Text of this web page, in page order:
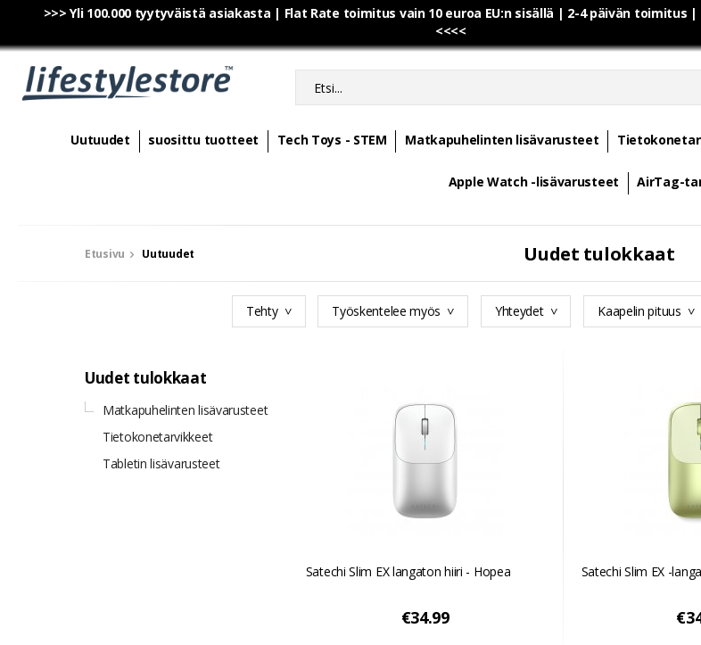
>>> Yli 100.000 tyytyväistä asiakasta | Flat Rate toimitus vain 10 euroa EU:n sisällä | 2-4 päivän toimitus
<<<<
Uutuudet suosittu tuotteet Tech Toys - STEM Matkapuhelinten lisävarusteet
Apple Watch -lisävarusteet AirTag-
Etusivu Uutuudet Uudet tulokkaat
Tehty Työskentelee myös Yhteydet Kaapelin pituus
Uudet tulokkaat
Matkapuhelinten lisävarusteet
Tietokonetarvikkeet
Tabletin lisävarusteet
Satechi Slim EX langaton hiiri - Hopea
€34.99
Satechi Slim EX -